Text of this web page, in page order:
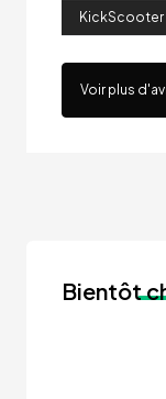
KickScooter
Voir plus
Bientôt